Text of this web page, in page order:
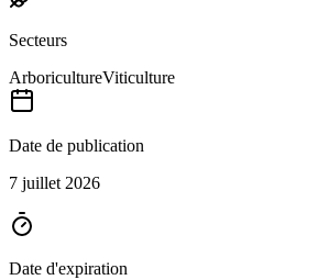
Secteurs
ArboricultureViticulture
Date de publication
7 juillet 2026
Date d'expiration